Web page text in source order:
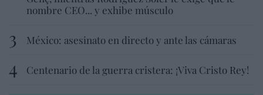
nombre CEO... y exhibe músculo
México: asesinato en directo y ante las cámaras
Centenario de la guerra cristera: ¡Viva Cristo Rey!